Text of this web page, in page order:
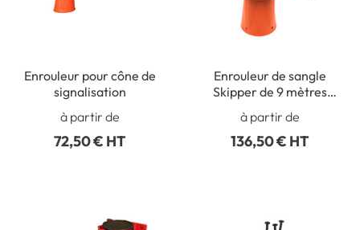
Enrouleur pour cône de
signalisation
à partir de
72,50 € HT
Enrouleur de sangle
Skipper de 9 mètres
pour cône de chantier
à partir de
136,50 € HT